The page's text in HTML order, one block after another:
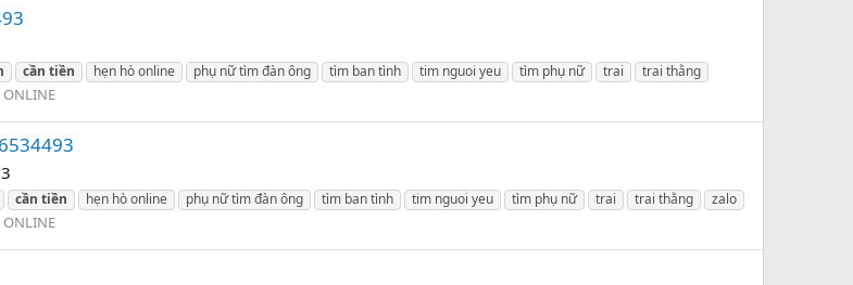
cần tiền hẹn hò online phụ nữ tìm đàn ông tìm ban tình tim nguoi yeu tìm phụ nữ trai
trai thằng
cần tiền hẹn hò online phụ nữ tìm đàn ông tìm ban tình tim nguoi yeu tìm phụ nữ trai trai thằng
zalo